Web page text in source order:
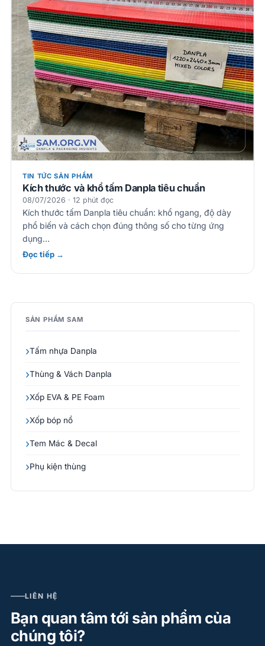
TIN TỨC SẢN PHẨM
Kích thước và khổ tấm Danpla tiêu chuẩn
08/07/2026 · 12 phút đọc
Kích thước tấm Danpla tiêu chuẩn: khổ ngang, độ dày
phổ biến và cách chọn đúng thông số cho từng ứng
dụng…
Đọc tiếp →
SẢN PHẨM SAM
Tấm nhựa Danpla
Thùng & Vách Danpla
Xốp EVA & PE Foam
Xốp bóp nổ
Tem Mác & Decal
Phụ kiện thùng
LIÊN HỆ
Bạn quan tâm tới sản phẩm của
chúng tôi?